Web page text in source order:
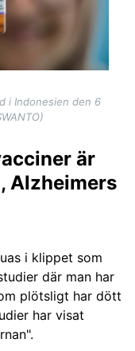
i Indonesien den 6
är
Alzheimers
i klippet som
där man har
plötsligt har dött
har visat